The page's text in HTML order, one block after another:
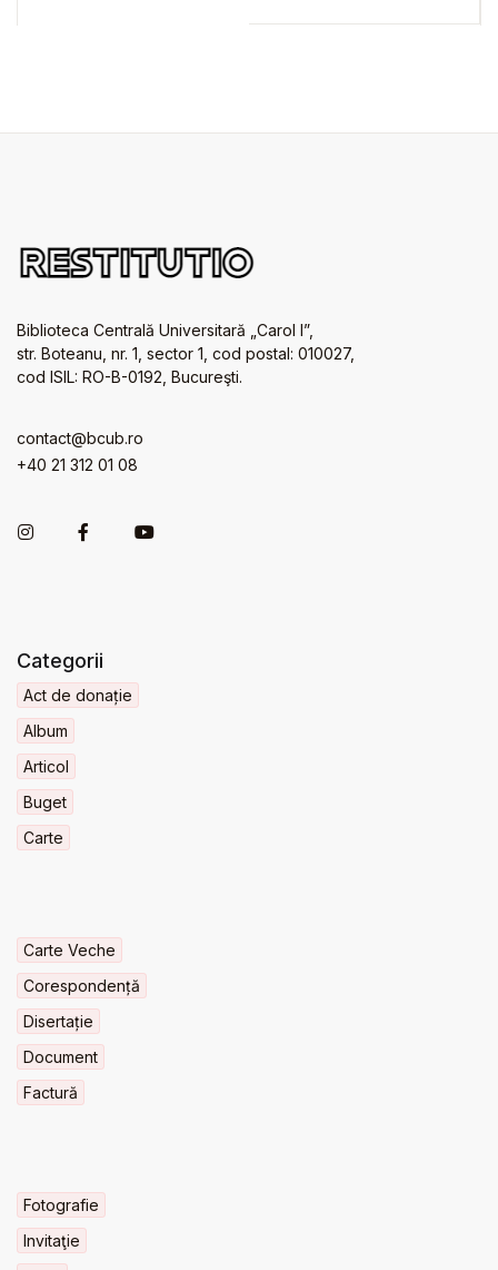
Biblioteca Centrală Universitară „Carol I”,
str. Boteanu, nr. 1, sector 1, cod postal: 010027,
cod ISIL: RO-B-0192, Bucureşti.
contact@bcub.ro
+40 21 312 01 08
Categorii
Act de donație
Album
Articol
Buget
Carte
Carte Veche
Corespondență
Disertație
Document
Factură
Fotografie
Invitaţie